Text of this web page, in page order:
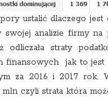
ustalić dlaczego
swojej analizie firmy
odliczała straty
finansowych jak to jest
za 2016 i 2017 rok.
mln czyli strata która